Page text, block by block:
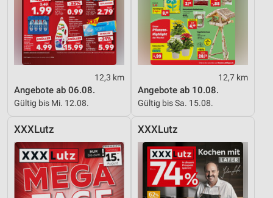
12,3 km
Angebote ab 06.08.
Gültig bis Mi. 12.08.
12,7 km
Angebote ab 10.08.
Gültig bis Sa. 15.08.
XXXLutz XXXLutz